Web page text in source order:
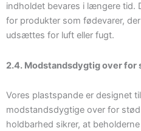
indholdet bevares i længere tid.
for produkter som fødevarer,
udsættes for luft eller fugt.
2.4. Modstandsdygtig over for
Vores plastspande er designet
modstandsdygtige over for
holdbarhed sikrer, at